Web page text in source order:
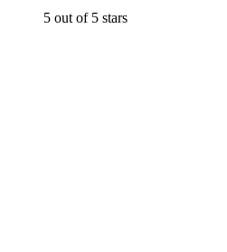
5 out of 5 stars